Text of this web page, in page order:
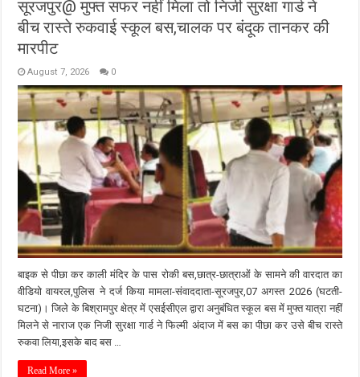
सूरजपुर@ मुफ्त सफर नहीं मिला तो निजी सुरक्षा गार्ड ने
बीच रास्ते रुकवाई स्कूल बस,चालक पर बंदूक तानकर की
मारपीट
August 7, 2026 0
बाइक से पीछा कर काली मंदिर के पास रोकी बस,छात्र-छात्राओं के सामने की वारदात का
वीडियो वायरल,पुलिस ने दर्ज किया मामला-संवाददाता-सूरजपुर,07 अगस्त 2026 (घटती-
घटना)। जिले के बिश्रामपुर क्षेत्र में एसईसीएल द्वारा अनुबंधित स्कूल बस में मुफ्त यात्रा नहीं
मिलने से नाराज एक निजी सुरक्षा गार्ड ने फिल्मी अंदाज में बस का पीछा कर उसे बीच रास्ते
रुकवा लिया,इसके बाद बस …
Read More »